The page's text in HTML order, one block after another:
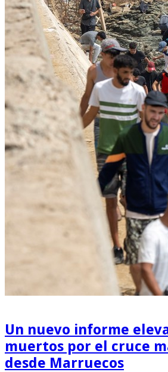
Un nuevo informe
muertos por el cruce
desde Marruecos